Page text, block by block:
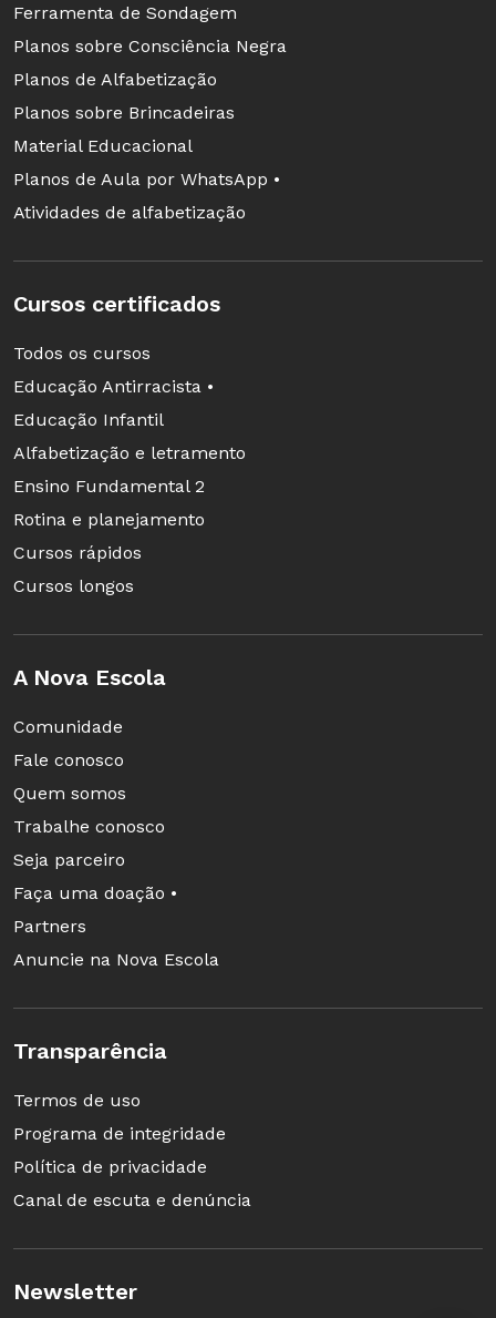
Ferramenta de Sondagem
Planos sobre Consciência Negra
Planos de Alfabetização
Planos sobre Brincadeiras
Material Educacional
Planos de Aula por WhatsApp •
Atividades de alfabetização
Cursos certificados
Todos os cursos
Educação Antirracista •
Educação Infantil
Alfabetização e letramento
Ensino Fundamental 2
Rotina e planejamento
Cursos rápidos
Cursos longos
A Nova Escola
Comunidade
Fale conosco
Quem somos
Trabalhe conosco
Seja parceiro
Faça uma doação •
Partners
Anuncie na Nova Escola
Transparência
Termos de uso
Programa de integridade
Política de privacidade
Canal de escuta e denúncia
Newsletter